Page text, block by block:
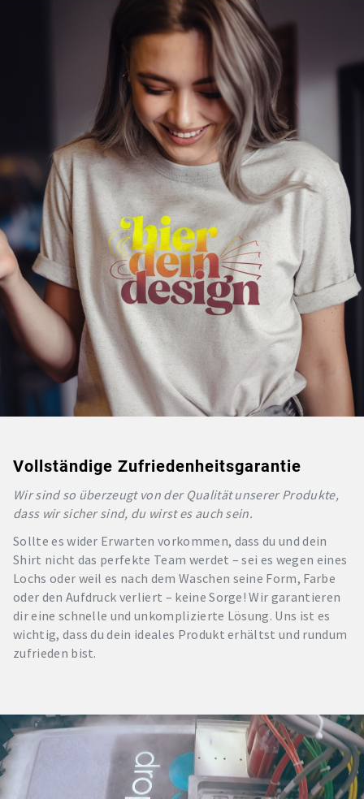
Vollständige Zufriedenheitsgarantie
Wir sind so überzeugt von der Qualität unserer Produkte,
dass wir sicher sind, du wirst es auch sein.
Sollte es wider Erwarten vorkommen, dass du und dein
Shirt nicht das perfekte Team werdet – sei es wegen eines
Lochs oder weil es nach dem Waschen seine Form, Farbe
oder den Aufdruck verliert – keine Sorge! Wir garantieren
dir eine schnelle und unkomplizierte Lösung. Uns ist es
wichtig, dass du dein ideales Produkt erhältst und rundum
zufrieden bist.